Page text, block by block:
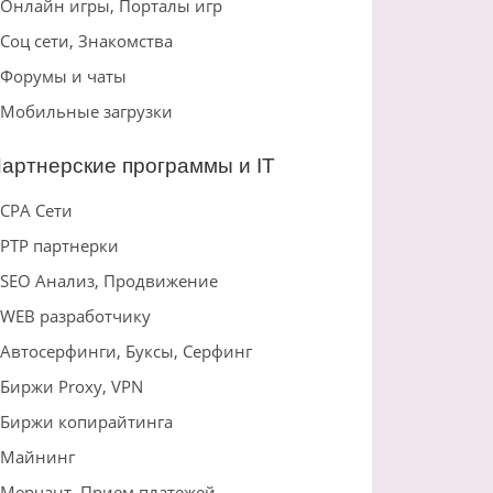
Онлайн игры, Порталы игр
Соц сети, Знакомства
Форумы и чаты
Мобильные загрузки
программы и IT
CPA Сети
PTP партнерки
SEO Анализ, Продвижение
WEB разработчику
Автосерфинги, Буксы, Серфинг
Биржи Proxy, VPN
Биржи копирайтинга
Майнинг